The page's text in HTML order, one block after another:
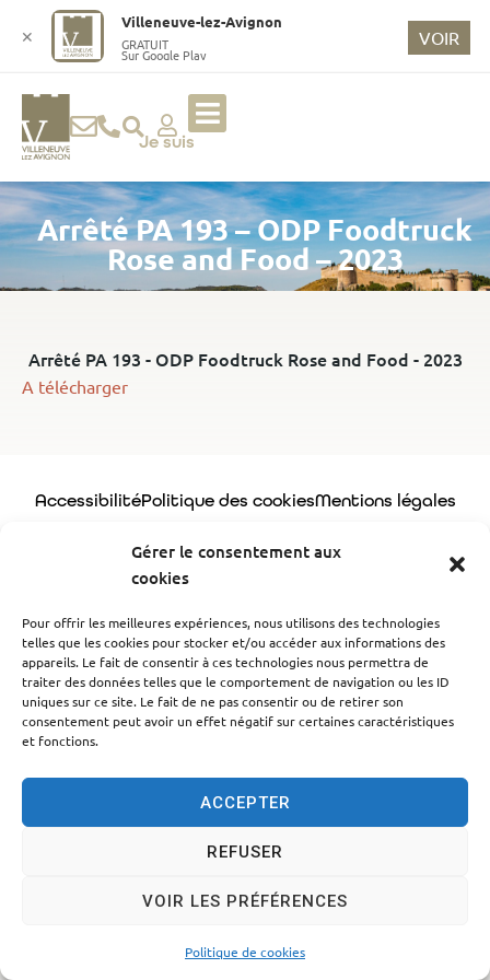
Gérer le consentement aux
cookies
Pour offrir les meilleures expériences, nous utilisons des technologies
telles que les cookies pour stocker et/ou accéder aux informations des
appareils. Le fait de consentir à ces technologies nous permettra de
traiter des données telles que le comportement de navigation ou les ID
uniques sur ce site. Le fait de ne pas consentir ou de retirer son
consentement peut avoir un effet négatif sur certaines caractéristiques
et fonctions.
ACCEPTER
REFUSER
VOIR LES PRÉFÉRENCES
Politique de cookies
ri
n
ci
Je suis
Arrêté PA 193 – ODP Foodtruck
Rose and Food – 2023
Arrêté PA 193 - ODP Foodtruck Rose and Food - 2023
A télécharger
AccessibilitéPolitique des cookiesMentions légales
© 2024 - Propulsé par Utopia
✕
Villeneuve-lez-Avignon
GRATUIT
Sur Google Play
VOIR